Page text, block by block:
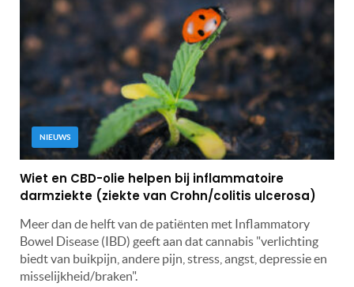
NIEUWS
Wiet en CBD-olie helpen bij inflammatoire
darmziekte (ziekte van Crohn/colitis ulcerosa)
Meer dan de helft van de patiënten met Inflammatory
Bowel Disease (IBD) geeft aan dat cannabis "verlichting
biedt van buikpijn, andere pijn, stress, angst, depressie en
misselijkheid/braken".